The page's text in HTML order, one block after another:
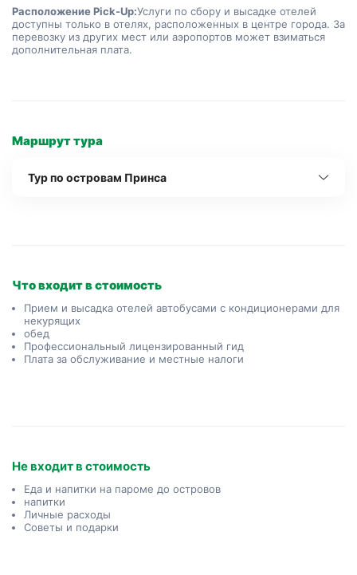
Расположение Pick-Up:Услуги по сбору и высадке отелей
доступны только в отелях, расположенных в центре города. За
перевозку из других мест или аэропортов может взиматься
дополнительная плата.
Маршрут тура
Тур по островам Принса
Что входит в стоимость
Прием и высадка отелей автобусами с кондиционерами для
некурящих
обед
Профессиональный лицензированный гид
Плата за обслуживание и местные налоги
Не входит в стоимость
Еда и напитки на пароме до островов
напитки
Личные расходы
Советы и подарки